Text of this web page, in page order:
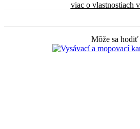
viac o vlastnostiach
Môže sa hodiť